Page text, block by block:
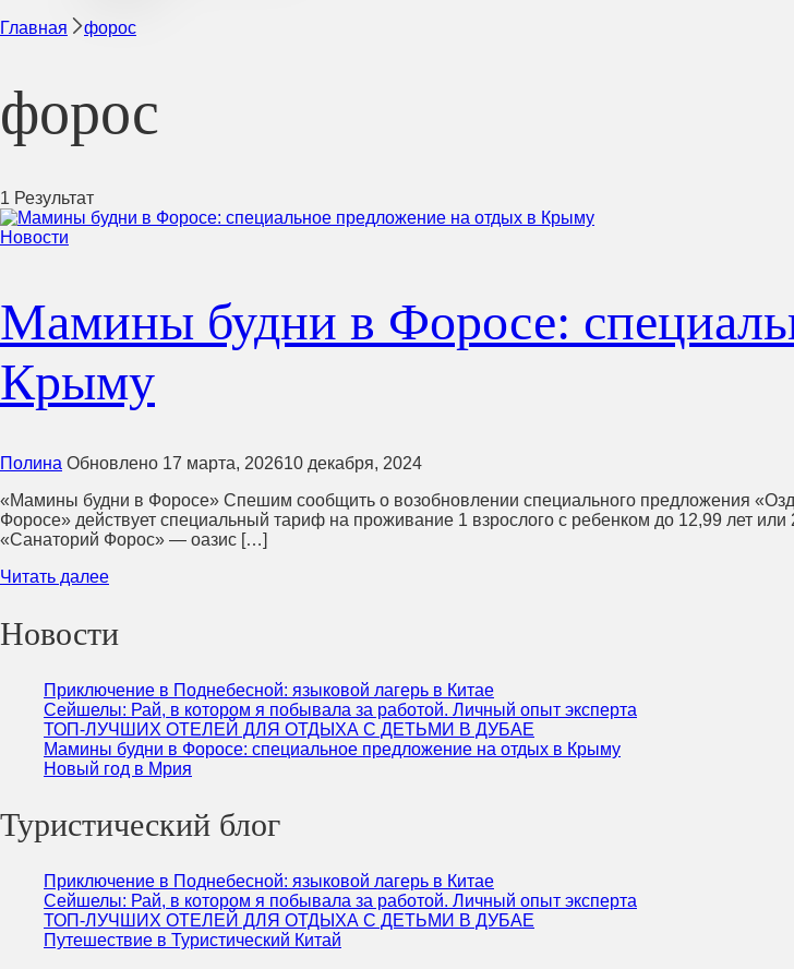
Главная форос
форос
1 Результат
Новости
Мамины будни в Форосе:
Крыму
Полина Обновлено 17 марта, 202610 декабря, 2024
«Мамины будни в Форосе» Спешим сообщить о возобновлении специального предложения
Форосе» действует специальный тариф на проживание 1 взрослого с ребенком до 12,99 лет
«Санаторий Форос» — оазис […]
Читать далее
Новости
Приключение в Поднебесной: языковой лагерь в Китае
Сейшелы: Рай, в котором я побывала за работой. Личный опыт эксперта
ТОП-ЛУЧШИХ ОТЕЛЕЙ ДЛЯ ОТДЫХА С ДЕТЬМИ В ДУБАЕ
Мамины будни в Форосе: специальное предложение на отдых в Крыму
Новый год в Мрия
Туристический блог
Приключение в Поднебесной: языковой лагерь в Китае
Сейшелы: Рай, в котором я побывала за работой. Личный опыт эксперта
ТОП-ЛУЧШИХ ОТЕЛЕЙ ДЛЯ ОТДЫХА С ДЕТЬМИ В ДУБАЕ
Путешествие в Туристический Китай